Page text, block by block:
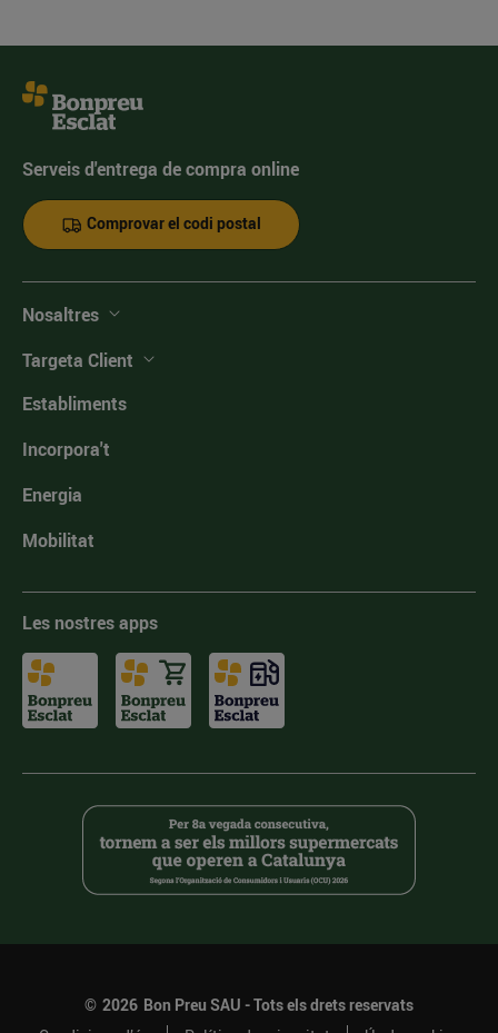
Serveis d'entrega de compra online
Comprovar el codi postal
Nosaltres
Targeta Client
Establiments
Incorpora't
Energia
Mobilitat
Les nostres apps
© 2026 Bon Preu SAU - Tots els drets reservats